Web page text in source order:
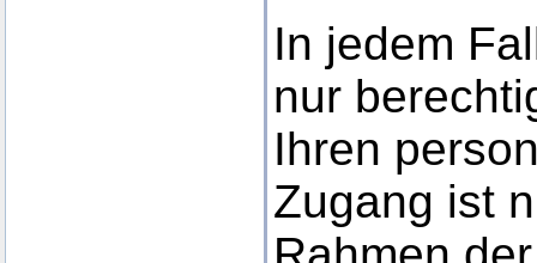
In jedem
nur
Ihren
Zugang ist